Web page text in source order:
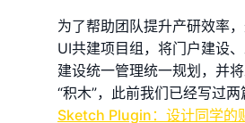
为了帮助团队提升产研效率
UI共建项目组，将门户建设
建设统一管理统一规划，并
“积木”，此前我们已经写过
Sketch Plugin：设计同学的